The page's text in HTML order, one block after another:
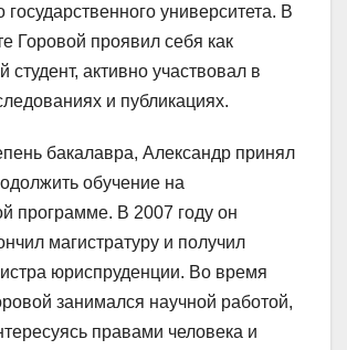
государственного университета. В
Горовой проявил себя как
студент, активно участвовал в
и публикациях.
бакалавра, Александр принял
обучение на
программе. В 2007 году он
магистратуру и получил
юриспруденции. Во время
занимался научной работой,
правами человека и